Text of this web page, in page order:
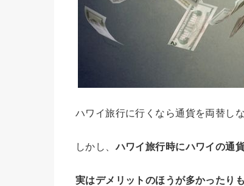
ハワイ旅行に行くなら通貨を両替し
しかし、ハワイ旅行時にハワイの通
実はデメリットのほうが多かったりも